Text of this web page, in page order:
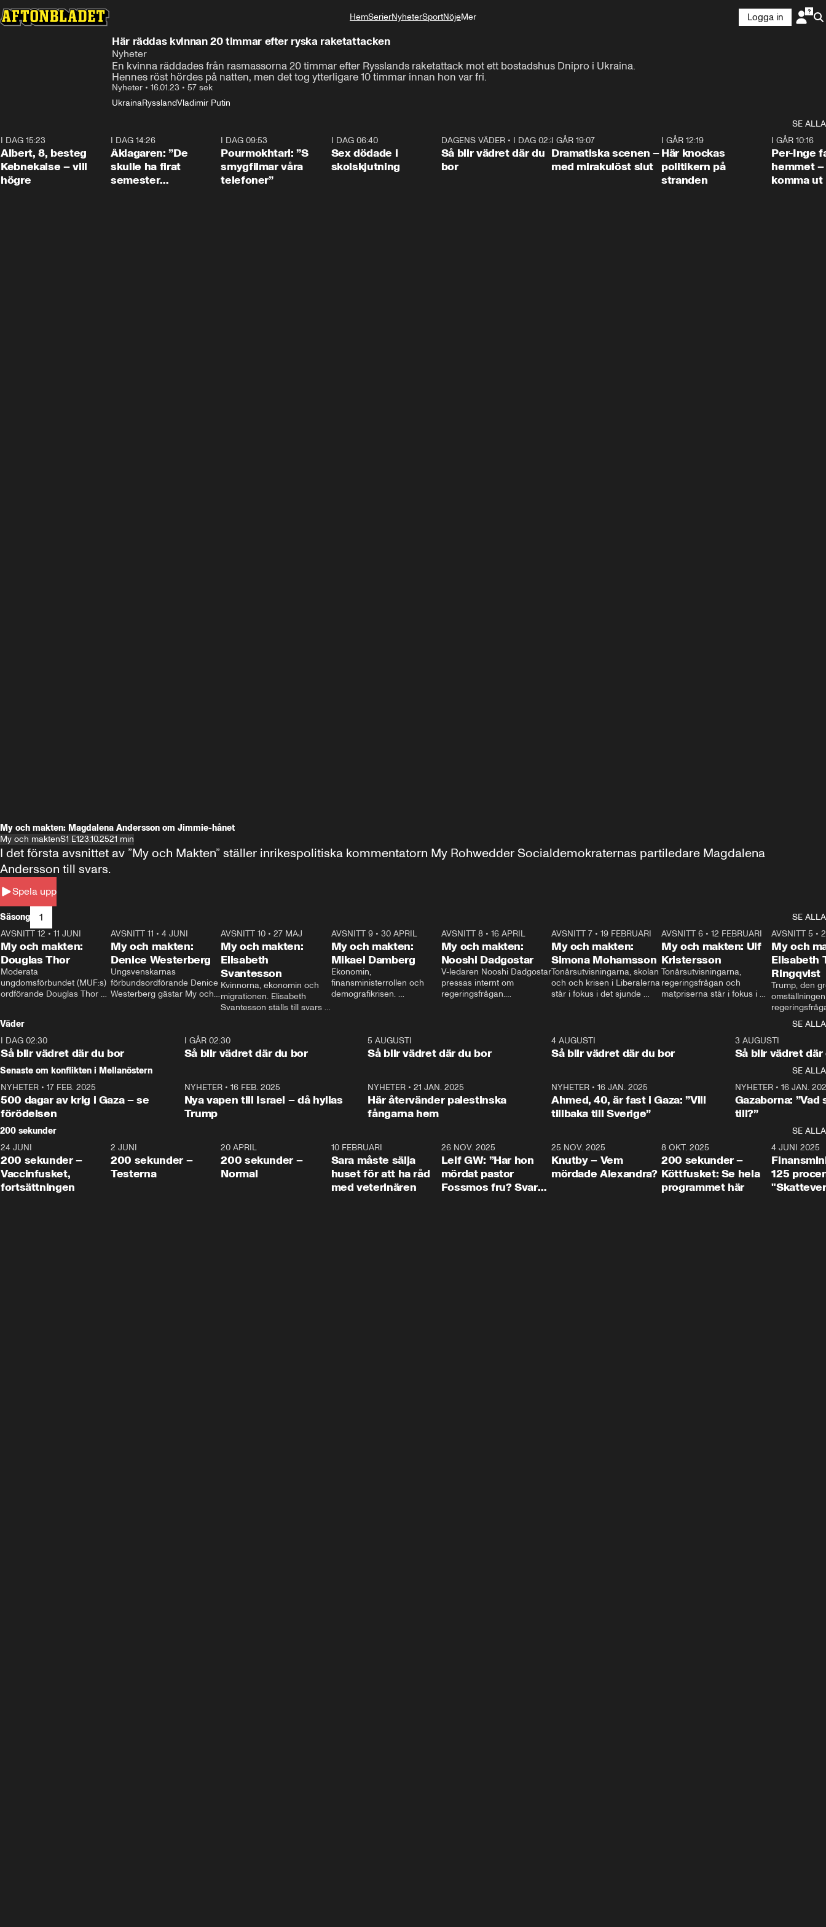
HemSerierNyheterSportNöjeMer
Logga in
Här räddas kvinnan 20 timmar efter ryska raketattacken
Nyheter
En kvinna räddades från rasmassorna 20 timmar efter Rysslands raketattack mot ett bostadshus Dnipro i Ukraina.
Hennes röst hördes på natten, men det tog ytterligare 10 timmar innan hon var fri.
Nyheter • 16.01.23 • 57 sek
UkrainaRysslandVladimir Putin
SE ALLA
I DAG 15:23
Albert, 8, besteg
Kebnekaise – vill
högre
I DAG 14:26
Åklagaren: ”De
skulle ha firat
semester
I DAG 09:53
Pourmokhtari: ”S
smygfilmar våra
telefoner”
I DAG 06:40
Sex dödade i
skolskjutning
1:06
DAGENS VÄDER• I DAG 02:30
Så blir vädret där du
bor
I GÅR 19:07
Dramatiska scenen –
med mirakulöst slut
I GÅR 12:19
Här knockas
politikern på
stranden
I GÅR 10:16
Per-Inge
hemmet
komma ut
My och makten: Magdalena Andersson om Jimmie-hånet
My och maktenS1 E123.10.2521 min
Spela upp
I det första avsnittet av ”My och Makten” ställer inrikespolitiska kommentatorn My Rohwedder Socialdemokraternas partiledare Magdalena
Andersson till svars.
Säsong 1
SE ALLA
26:27
AVSNITT 12 • 11 JUNI
My och makten:
Douglas Thor
Moderata
ungdomsförbundet (MUF:s)
ordförande Douglas Thor
tonårsutvisningarna och hur
Moderaterna ska locka
väljare till valet i höst.
23:40
AVSNITT 11 •4 JUNI
My och makten:
Denice Westerberg
Ungsvenskarnas
förbundsordförande Denice
Westerberg gästar My och
AVSNITT 10 •27 MAJ
My och makten:
Elisabeth
Svantesson
Kvinnorna, ekonomin och
migrationen. Elisabeth
Svantesson ställs till svars
AVSNITT 9• 30 APRIL
My och makten:
Mikael Damberg
Ekonomin,
finansministerrollen och
demografikrisen.
och Makten.
AVSNITT 8• 16 APRIL
My och makten:
Nooshi Dadgostar
V-ledaren Nooshi Dadgostar
pressas internt om
regeringsfrågan.
– Vi ställer upp i val. Ska vi
vara med så sitter vi förstås
24:30
AVSNITT 7• 19 FEBRUARI
My och makten:
Simona Mohamsson
Tonårsutvisningarna, skolan
och och krisen i Liberalerna
står i fokus i det sjunde
kommentator My
Rohwedder ställer
utbildnings- och
Mohamsson till svars.
27:30
AVSNITT 6 •12 FEBRUARI
My och makten: Ulf
Kristersson
Tonårsutvisningarna,
regeringsfrågan och
matpriserna står i fokus i
Rohwedder ställer
statsminister Ulf Kristersson
AVSNITT 5 •
My och
Elisabeth
Ringqvist
Trump, den
centrum i
avsnittet av
Makten”. Se
Aftonbladets
Rohwedder
Thand Ring
Väder
SE ALLA
I DAG 02:30
Så blir vädret där du bor
1:06
I GÅR 02:30
Så blir vädret där du bor
5 AUGUSTI
Så blir vädret där du bor
4 AUGUSTI
Så blir vädret där du bor
3 AUGUSTI
Så blir vädret där
Senaste om konflikten i Mellanöstern
SE ALLA
NYHETER • 17 FEB. 2025
500 dagar av krig i Gaza – se
förödelsen
NYHETER• 16 FEB. 2025
Nya vapen till Israel – då hyllas
Trump
NYHETER •21 JAN. 2025
Här återvänder palestinska
fångarna hem
NYHETER• 16 JAN. 2025
Ahmed, 40, är fast i Gaza: ”Vill
tillbaka till Sverige”
NYHETER• 16 JAN.
Gazaborna:
till?”
200 sekunder
SE ALLA
5:00
24 JUNI
200 sekunder –
Vaccinfusket,
fortsättningen
4:23
2 JUNI
200 sekunder –
Testerna
20 APRIL
200 sekunder –
Normal
10 FEBRUARI
Sara måste sälja
huset för att ha råd
med veterinären
26 NOV. 2025
Leif GW: ”Har hon
mördat pastor
Fossmos fru? Svar
31:05
25 NOV. 2025
Knutby – Vem
mördade Alexandra?
4:29
8 OKT. 2025
200 sekunder –
Köttfusket: Se hela
programmet här
4 JUNI 2025
125